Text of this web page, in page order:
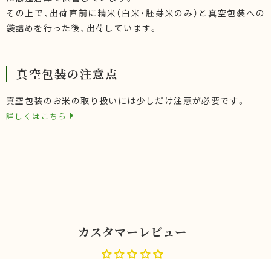
その上で、出荷直前に精米（白米・胚芽米のみ）と真空包装への
袋詰めを行った後、出荷しています。
真空包装の注意点
真空包装のお米の取り扱いには少しだけ注意が必要です。
詳しくはこちら
カスタマーレビュー